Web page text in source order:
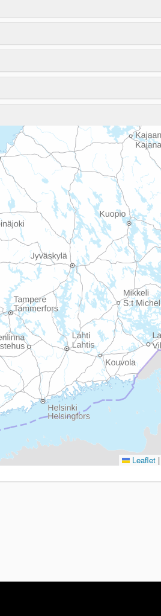
Leaflet |